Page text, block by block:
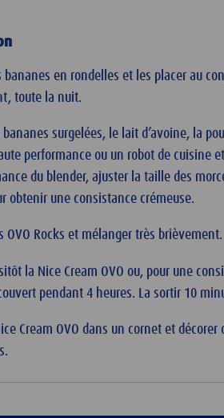
bananes en rondelles et les placer au
toute la nuit.
surgelées, le lait d’avoine, la
performance ou un robot de cuisine
du blender, ajuster la taille des
obtenir une consistance crémeuse.
OVO Rocks et mélanger très brièvement.
la Nice Cream OVO ou, pour une
pendant 4 heures. La sortir 10
Cream OVO dans un cornet et